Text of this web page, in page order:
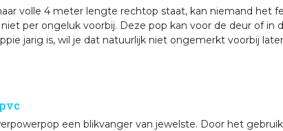
volle 4 meter lengte rechtop staat, kan niemand het
per ongeluk voorbij. Deze pop kan voor de deur of in
jarig is, wil je dat natuurlijk niet ongemerkt voorbij
een blikvanger van jewelste. Door het